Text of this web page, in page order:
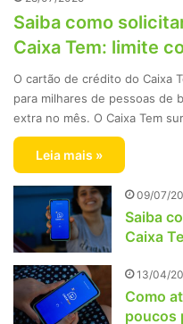
Saiba como
Caixa Tem: limite
O cartão de crédito do Caixa
para milhares de pessoas de
extra no mês. O Caixa Tem
Leia mais »
09/07/
Saiba
Caixa
13/04/
Como
poucos